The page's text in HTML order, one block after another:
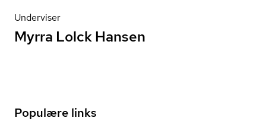
Underviser
Myrra Lolck Hansen
Populære links